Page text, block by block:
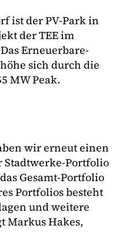
ist der PV-Park in
der TEE im
Erneuerbare-
sich durch die
MW Peak.
wir erneut einen
Portfolio
Gesamt-Portfolio
Portfolios besteht
und weitere
Markus Hakes,